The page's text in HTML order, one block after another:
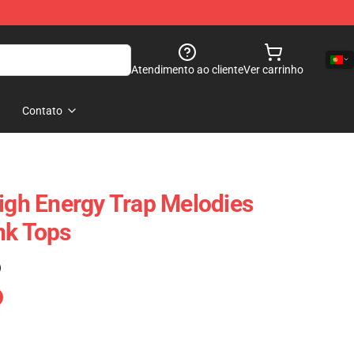
Atendimento ao clienteVer carrinho
Contato
Energy Trap Melodies
Tops